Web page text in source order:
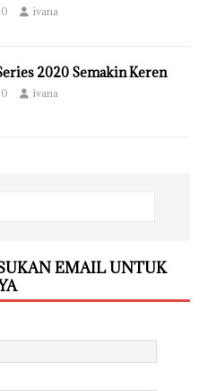
ivana
2020 Semakin Keren
ivana
EMAIL UNTUK